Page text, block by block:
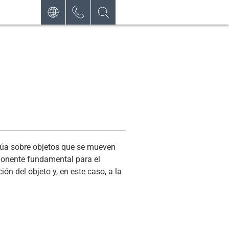
ESPAÑOL
sobre objetos que se mueven
fundamental para el
del objeto y, en este caso, a la